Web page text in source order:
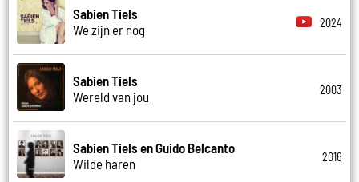
Sabien Tiels
We zijn er nog
2024
Sabien Tiels
Wereld van jou
2003
Sabien Tiels en Guido Belcanto
Wilde haren
2016